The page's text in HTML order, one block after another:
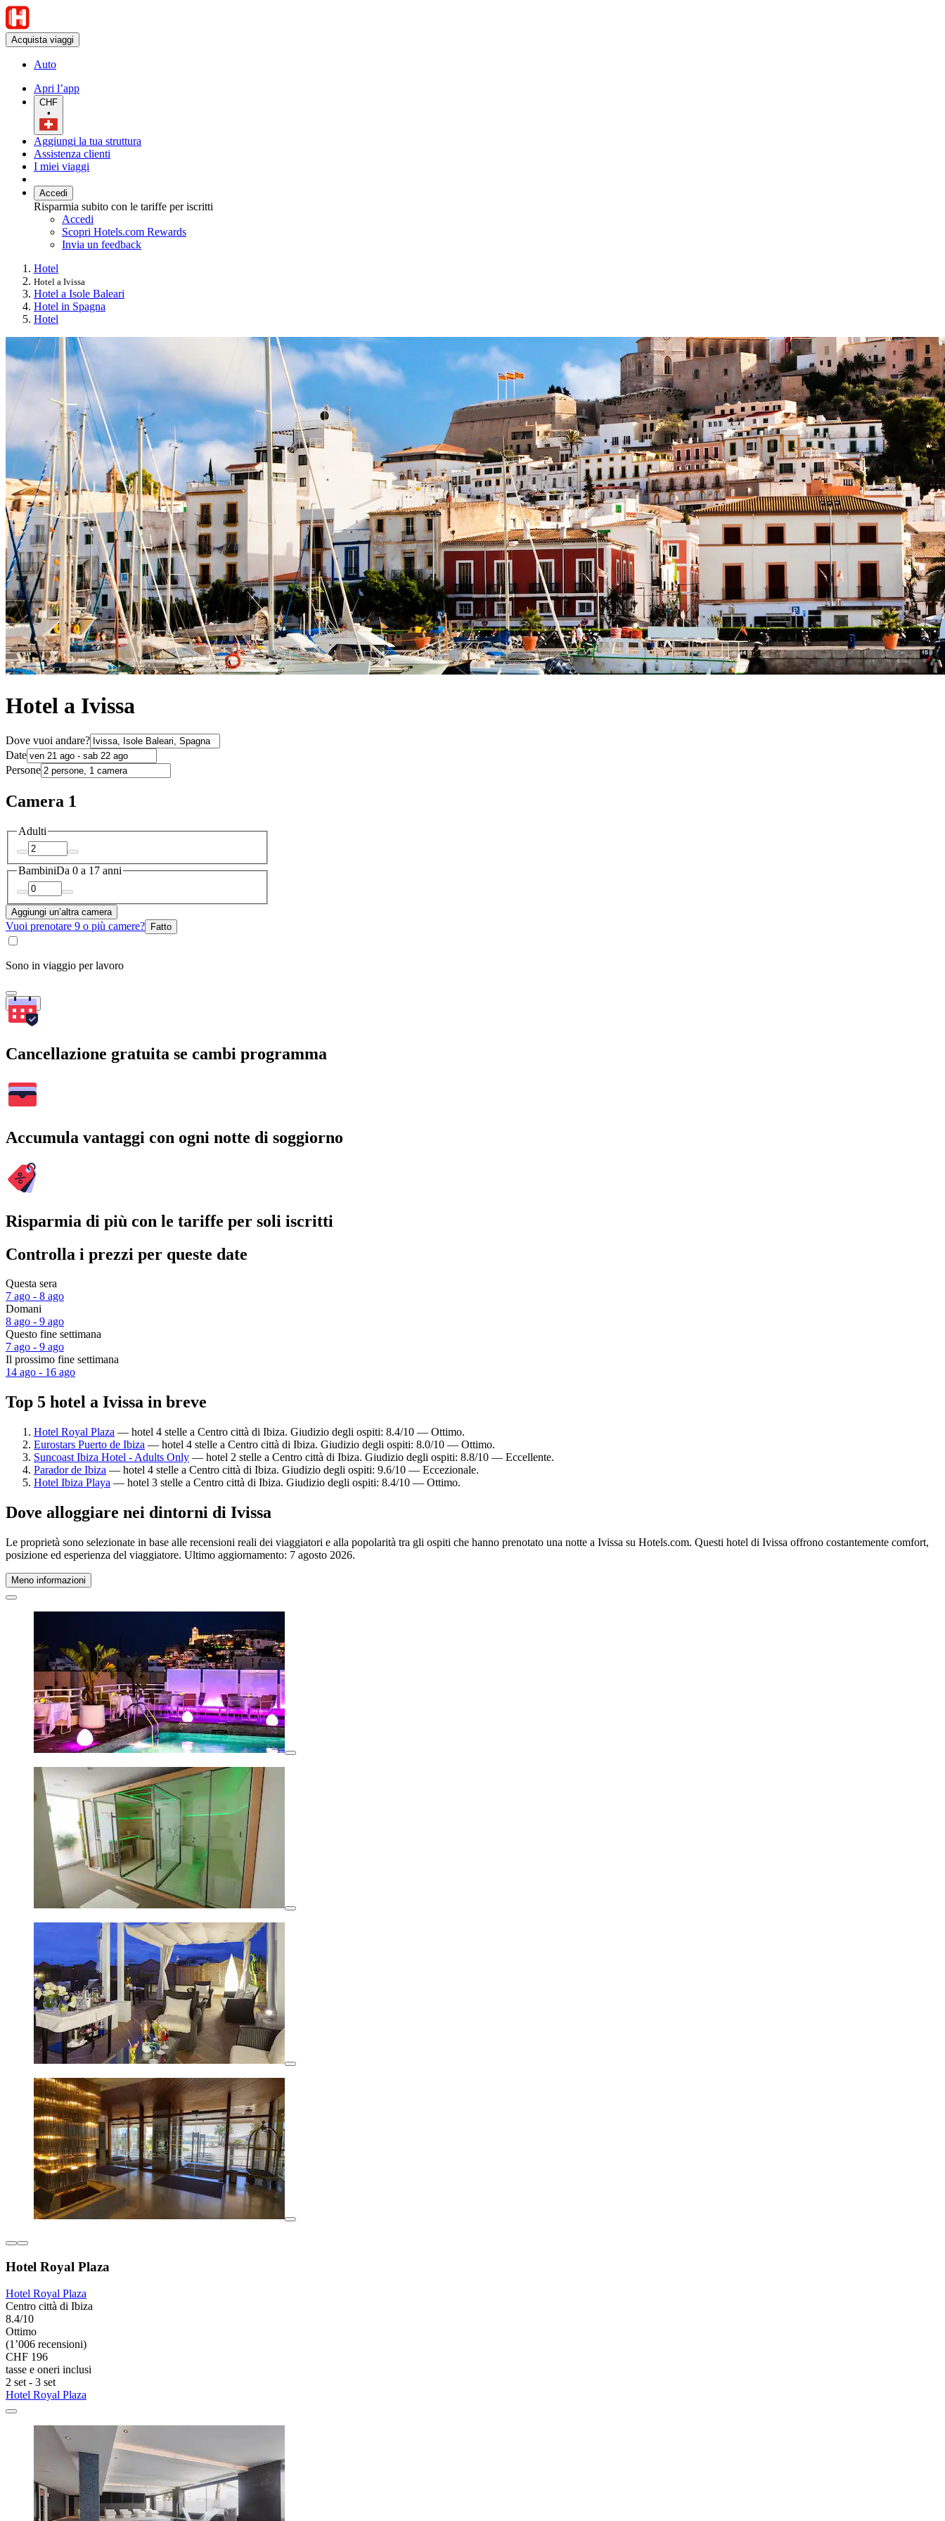
Acquista viaggi
Auto
Apri l’app
CHF
•
Aggiungi la tua struttura
Assistenza clienti
I miei viaggi
Accedi
Risparmia subito con le tariffe per iscritti
Accedi
Scopri Hotels.com Rewards
Invia un feedback
Hotel
Hotel a Ivissa
Hotel a Isole Baleari
Hotel in Spagna
Hotel
Hotel a Ivissa
Dove vuoi andare?
Date
Persone
Camera 1
Adulti
BambiniDa 0 a 17 anni
Aggiungi un’altra camera
Vuoi prenotare 9 o più camere? Fatto
Sono in viaggio per lavoro
Cerca
Cancellazione gratuita se cambi programma
Accumula vantaggi con ogni notte di soggiorno
Risparmia di più con le tariffe per soli iscritti
Controlla i prezzi per queste date
Questa sera
7 ago - 8 ago
Domani
8 ago - 9 ago
Questo fine settimana
7 ago - 9 ago
Il prossimo fine settimana
14 ago - 16 ago
Top 5 hotel a Ivissa in breve
Hotel Royal Plaza — hotel 4 stelle a Centro città di Ibiza. Giudizio degli ospiti: 8.4/10 — Ottimo.
Eurostars Puerto de Ibiza — hotel 4 stelle a Centro città di Ibiza. Giudizio degli ospiti: 8.0/10 — Ottimo.
Suncoast Ibiza Hotel - Adults Only — hotel 2 stelle a Centro città di Ibiza. Giudizio degli ospiti: 8.8/10 — Eccellente.
Parador de Ibiza — hotel 4 stelle a Centro città di Ibiza. Giudizio degli ospiti: 9.6/10 — Eccezionale.
Hotel Ibiza Playa — hotel 3 stelle a Centro città di Ibiza. Giudizio degli ospiti: 8.4/10 — Ottimo.
Dove alloggiare nei dintorni di Ivissa
Le proprietà sono selezionate in base alle recensioni reali dei viaggiatori e alla popolarità tra gli ospiti che hanno prenotato una notte a Ivissa su Hotels.com. Questi hotel di Ivissa offrono costantemente comfort,
posizione ed esperienza del viaggiatore. Ultimo aggiornamento: 7 agosto 2026.
Meno informazioni
Hotel Royal Plaza
Hotel Royal Plaza
Centro città di Ibiza
8.4/10
Ottimo
(1’006 recensioni)
CHF 196
tasse e oneri inclusi
2 set - 3 set
Hotel Royal Plaza